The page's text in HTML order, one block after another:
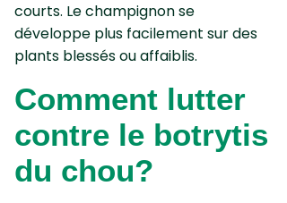
courts. Le champignon se
développe plus facilement sur des
plants blessés ou affaiblis.
Comment lutter
contre le botrytis
du chou?